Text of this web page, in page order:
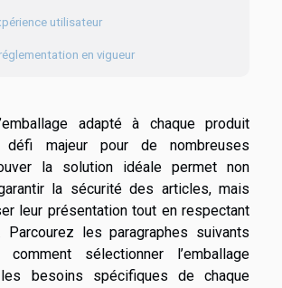
utilisateur
en vigueur
adapté à chaque produit
défi majeur pour de nombreuses
la solution idéale permet non
la sécurité des articles, mais
leur présentation tout en respectant
Parcourez les paragraphes suivants
sélectionner l’emballage
besoins spécifiques de chaque